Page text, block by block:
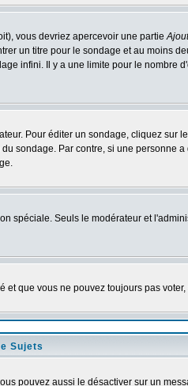
vous devriez apercevoir une partie
un titre pour le sondage et au moins
infini. Il y a une limite pour le nombre
Pour éditer un sondage, cliquez sur
sondage. Par contre, si une personne
spéciale. Seuls le modérateur et
que vous ne pouvez toujours pas
Sujets
pouvez aussi le désactiver sur un